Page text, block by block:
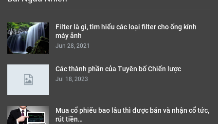
Filter là gì, tìm hiểu các loại filter cho ống kính
máy ảnh
Jun 28, 2021
Các thành phần của Tuyên bố Chiến lược
Jul 18, 2023
Mua cổ phiếu bao lâu thì được bán và nhận cổ tức,
rút tiền…